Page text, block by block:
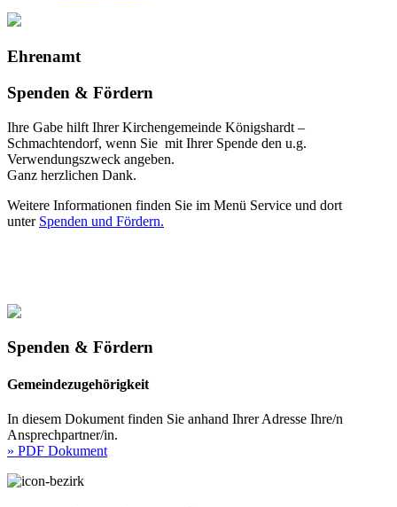
Ehrenamt
Spenden & Fördern
Ihre Gabe hilft Ihrer Kirchengemeinde Königshardt –
Schmachtendorf, wenn Sie mit Ihrer Spende den u.g.
Verwendungszweck angeben.
Ganz herzlichen Dank.
Weitere Informationen finden Sie im Menü Service und dort
unter Spenden und Fördern.
Spenden & Fördern
Gemeindezugehörigkeit
In diesem Dokument finden Sie anhand Ihrer Adresse Ihre/n
Ansprechpartner/in.
» PDF Dokument